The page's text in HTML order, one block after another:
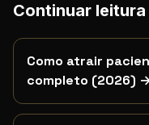
Continuar
Como atrair
completo (2026)